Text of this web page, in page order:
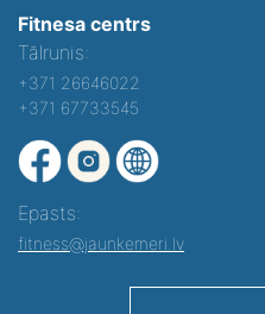
Fitnesa centrs
Tālrunis:
+371 26646022
+371 67733545
Epasts:
fitness@jaunkemeri.lv